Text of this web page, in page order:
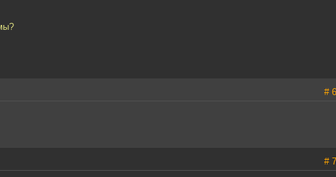
# 6
# 7